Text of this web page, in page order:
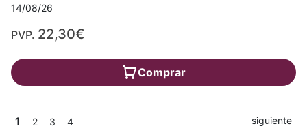
14/08/26
PVP. 22,30€
Comprar
1 2 3 4 siguiente